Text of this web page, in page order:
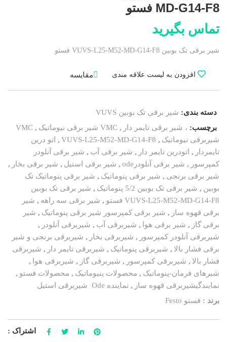
MD-G14-F8 فستو
تماس بگیرید
شیر برقی تک بوبین VUVS-L25-M52-MD-G14-F8 فستو
افزودن به لیست علاقه مندی مقایسه
دسته بندی: شیر برقی تک بوبین VUVS
برچسب: ، شیر برقی تایمر دار , VMC شیر برقی نیوماتیک ,
VMC
شیربرقی نیوماتیک ,
VUVS-L25-M52-MD-G14-F8
, اتو درین
تایمردار , اتودرین تایمر دار , شیر برقی آب , شیر برقی آنلودر
کمپرسور , شیر برقی آنلودرode , شیر برقی استیل , شیر برقی بخار ,
شیر برقی برنجی , شیر برقی پنوماتیک , شیر برقی پنوماتیک تک
بوبین , شیر برقی تک بوبین 5/2 پنوماتیک , شیر برقی تک بوبین
VUVS-L25-M52-MD-G14-F8 فستو
, شیر برقی سه راهه , شیر
برقی قهوه ساز , شیر برقی کمپرسور شیر برقی پنوماتیک , شیر
برقی گاز , شیر برقی هوا , شیربرقی آب , شیربرقی آنلودر ,
شیربرقی آنلودر کمپرسور , شیربرقی بخار , شیربرقی برنجی و شیر
برقی فشار بالا , شیربرقی پنوماتیک , شیربرقی تایمر دار , شیربرقی
فشار بالا , شیربرقی کمپرسور , شیربرقی گاز , شیربرقی هوا ,
شیرهای فرمان-پنوماتیک , محصولات پنیوماتیک , محصولات فستو ,
نمایندگیشیربرقی قهوه ساز , نماینده Ode شیربرقی استیل
برند : فستو Festo
اشتراک :